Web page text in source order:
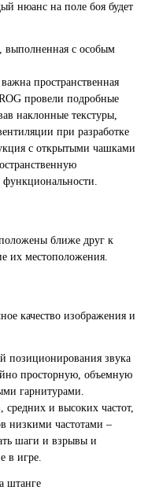
нюанс на поле боя будет
выполненная с особым
пространственная
провели подробные
наклонные текстуры,
при разработке
с открытыми чашками
ближе друг к
их местоположения.
качество изображения и
позиционирования звука
просторную, объемную
гарнитурами.
средних и высоких частот,
низкими частотами –
шаги и взрывы и
в игре.
штанге